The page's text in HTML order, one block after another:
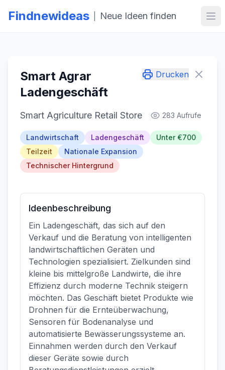
Findnewideas Neue Ideen finden
Smart Agrar
Ladengeschäft
Drucken
Smart Agriculture Retail Store 283 Aufrufe
Landwirtschaft Ladengeschäft
Unter €700
Teilzeit
Nationale Expansion
Technischer Hintergrund
Ideenbeschreibung
Ein Ladengeschäft, das sich auf den
Verkauf und die Beratung von intelligenten
landwirtschaftlichen Geräten und
Technologien spezialisiert. Zielkunden sind
kleine bis mittelgroße Landwirte, die ihre
Effizienz durch moderne Technik steigern
möchten. Das Geschäft bietet Produkte wie
Drohnen für die Ernteüberwachung,
Sensoren für Bodenanalyse und
automatisierte Bewässerungssysteme an.
Einnahmen werden durch den Verkauf
dieser Geräte sowie durch